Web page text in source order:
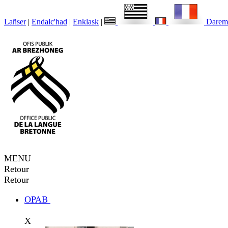
Lañser | Endalc'had | Enklask |
MENU
Retour
Retour
OPAB
X